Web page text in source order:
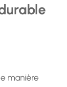
manière